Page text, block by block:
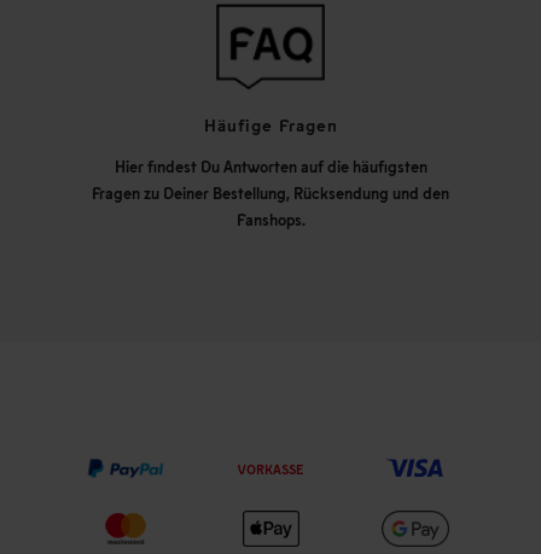
Häufige Fragen
Hier findest Du Antworten auf die häufigsten
Fragen zu Deiner Bestellung, Rücksendung und den
Fanshops.
VORKASSE